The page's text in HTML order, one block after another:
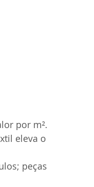
por m².
eleva o
peças